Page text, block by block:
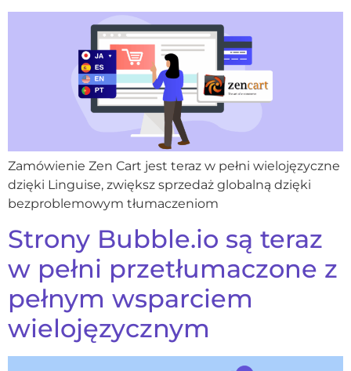
Zamówienie Zen Cart jest teraz w pełni wielojęzyczne
dzięki Linguise, zwiększ sprzedaż globalną dzięki
bezproblemowym tłumaczeniom
Strony Bubble.io są teraz
w pełni przetłumaczone z
pełnym wsparciem
wielojęzycznym